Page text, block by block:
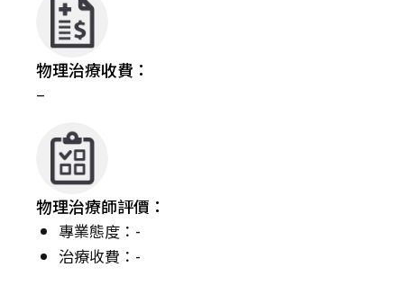
物理治療收費：
–
物理治療師評價：
專業態度：-
治療收費：-